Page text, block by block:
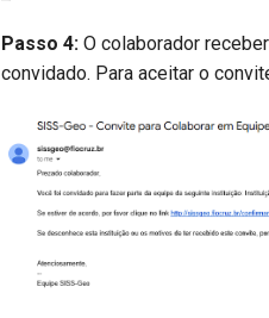
Passo 4: O colaborador
convidado. Para aceitar o